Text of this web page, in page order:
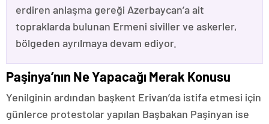
erdiren anlaşma gereği Azerbaycan’a ait
topraklarda bulunan Ermeni siviller ve askerler,
bölgeden ayrılmaya devam ediyor.
Paşinya’nın Ne Yapacağı Merak Konusu
Yenilginin ardından başkent Erivan’da istifa etmesi için
günlerce protestolar yapılan Başbakan Paşinyan ise